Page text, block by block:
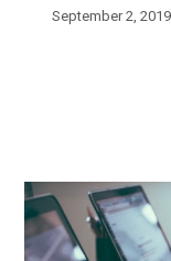
September 2, 2019